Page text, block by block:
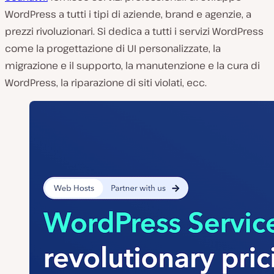
WordPress a tutti i tipi di aziende, brand e agenzie, a
prezzi rivoluzionari. Si dedica a tutti i servizi WordPress
come la progettazione di UI personalizzate, la
migrazione e il supporto, la manutenzione e la cura di
WordPress, la riparazione di siti violati, ecc.